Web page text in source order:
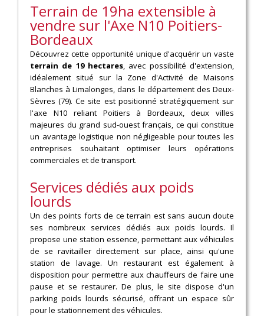
Terrain de 19ha extensible à
vendre sur l'Axe N10 Poitiers-
Bordeaux
Découvrez cette opportunité unique d'acquérir un vaste
terrain de 19 hectares , avec possibilité d'extension,
idéalement situé sur la Zone d'Activité de Maisons
Blanches à Limalonges, dans le département des Deux-
Sèvres (79). Ce site est positionné stratégiquement sur
l'axe N10 reliant Poitiers à Bordeaux, deux villes
majeures du grand sud-ouest français, ce qui constitue
un avantage logistique non négligeable pour toutes les
entreprises souhaitant optimiser leurs opérations
commerciales et de transport.
Services dédiés aux poids
lourds
Un des points forts de ce terrain est sans aucun doute
ses nombreux services dédiés aux poids lourds. Il
propose une station essence, permettant aux véhicules
de se ravitailler directement sur place, ainsi qu'une
station de lavage. Un restaurant est également à
disposition pour permettre aux chauffeurs de faire une
pause et se restaurer. De plus, le site dispose d'un
parking poids lourds sécurisé, offrant un espace sûr
pour le stationnement des véhicules.